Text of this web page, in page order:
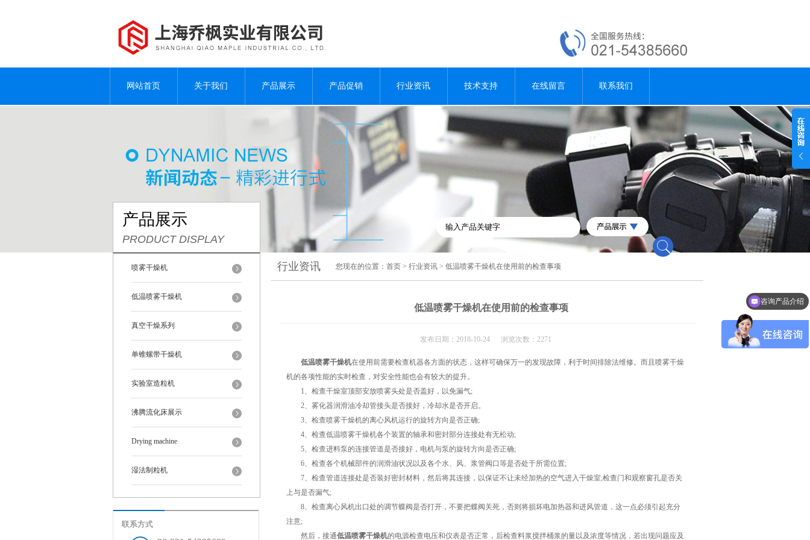
网站首页 关于我们 产品展示 产品促销 行业资讯 技术支持 在线留言 联系我们
产品展示
PRODUCT DISPLAY
喷雾干燥机
低温喷雾干燥机
真空干燥系列
单锥螺带干燥机
实验室造粒机
沸腾流化床展示
Drying machine
湿法制粒机
联系方式
行业资讯 您现在的位置： 首页 > 行业资讯 > 低温喷雾干燥机在使用前的检查事项
低温喷雾干燥机在使用前的检查事项
发布日期：2018-10-24 浏览次数：2271
低温喷雾干燥机在使用前需要检查机器各方面的状态，这样可确保万一的发现故障，利于时间排除法维修。而且喷雾干燥
机的各项性能的实时检查，对安全性能也会有较大的提升。
1、检查干燥室顶部安放喷雾头处是否盖好，以免漏气;
2、雾化器润滑油冷却管接头是否接好，冷却水是否开启。
3、检查喷雾干燥机的离心风机运行的旋转方向是否正确;
4、检查低温喷雾干燥机各个装置的轴承和密封部分连接处有无松动;
5、检查进料泵的连接管道是否接好，电机与泵的旋转方向是否正确;
6、检查各个机械部件的润滑油状况以及各个水、风、浆管阀口等是否处于所需位置;
7、检查管道连接处是否装好密封材料，然后将其连接，以保证不让未经加热的空气进入干燥室;检查门和观察窗孔是否关
上与是否漏气;
8、检查离心风机出口处的调节蝶阀是否打开，不要把蝶阀关死，否则将损坏电加热器和进风管道，这一点必须引起充分
注意;
然后，接通低温喷雾干燥机的电源检查电压和仪表是否正常，后检查料浆搅拌桶浆的量以及浓度等情况，若出现问题应及
咨询产品介绍